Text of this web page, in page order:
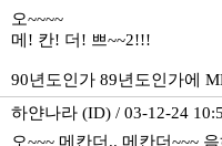
오~~~~
메! 칸! 더! 쁘~~2!!!
90년도인가 89년도인가에
하얀나라 (ID) / 03-12-24
오~~~ 메칸더.. 메칸더~~~